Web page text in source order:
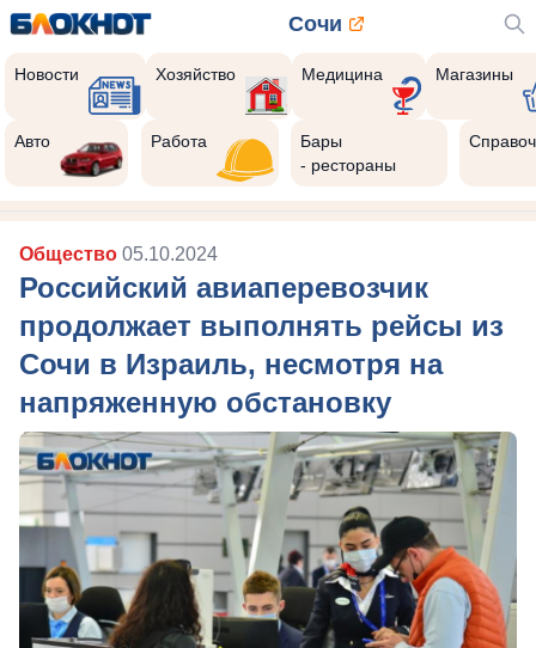
Сочи
Новости Хозяйство Медицина Магазины
Авто Работа
Бары
- рестораны
Общество 05.10.2024
Российский авиаперевозчик
продолжает выполнять рейсы из
Сочи в Израиль, несмотря на
напряженную обстановку